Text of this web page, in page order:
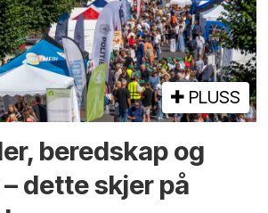
PLUSS
beredskap og
dette skjer på